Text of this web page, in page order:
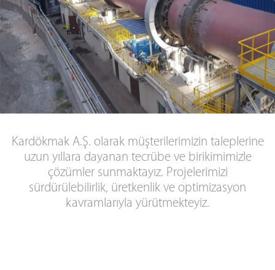
Kardökmak A.Ş. olarak müşterilerimizin taleplerine
uzun yıllara dayanan tecrübe ve birikimimizle
çözümler sunmaktayız. Projelerimizi
sürdürülebilirlik, üretkenlik ve optimizasyon
kavramlarıyla yürütmekteyiz.